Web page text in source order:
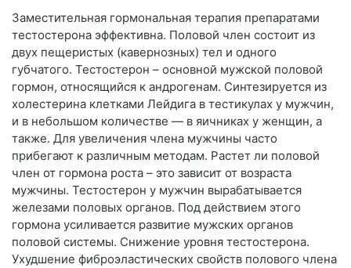
Заместительная гормональная терапия препаратами
тестостерона эффективна. Половой член состоит из
двух пещеристых (кавернозных) тел и одного
губчатого. Тестостерон – основной мужской половой
гормон, относящийся к андрогенам. Синтезируется из
холестерина клетками Лейдига в тестикулах у мужчин,
и в небольшом количестве — в яичниках у женщин, а
также. Для увеличения члена мужчины часто
прибегают к различным методам. Растет ли половой
член от гормона роста – это зависит от возраста
мужчины. Тестостерон у мужчин вырабатывается
железами половых органов. Под действием этого
гормона усиливается развитие мужских органов
половой системы. Снижение уровня тестостерона.
Ухудшение фиброэластических свойств полового члена